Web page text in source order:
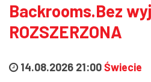
Backrooms.Bez
ROZSZERZONA
14.08.2026 21:00Świecie